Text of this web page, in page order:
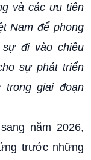
và các ưu tiên
Nam để phong
sự đi vào chiều
sự phát triển
giai đoạn
năm 2026,
trước những